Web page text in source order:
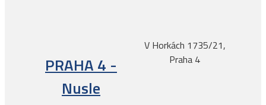
PRAHA 4 -
Nusle
V Horkách 1735/21,
Praha 4